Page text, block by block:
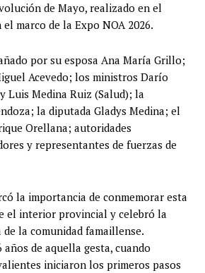
de Mayo, realizado en el
marco de la Expo NOA 2026.
por su esposa Ana María Grillo;
Acevedo; los ministros Darío
Luis Medina Ruiz (Salud); la
la diputada Gladys Medina; el
Orellana; autoridades
y representantes de fuerzas de
la importancia de conmemorar esta
el interior provincial y celebró la
la comunidad famaillense.
años de aquella gesta, cuando
iniciaron los primeros pasos